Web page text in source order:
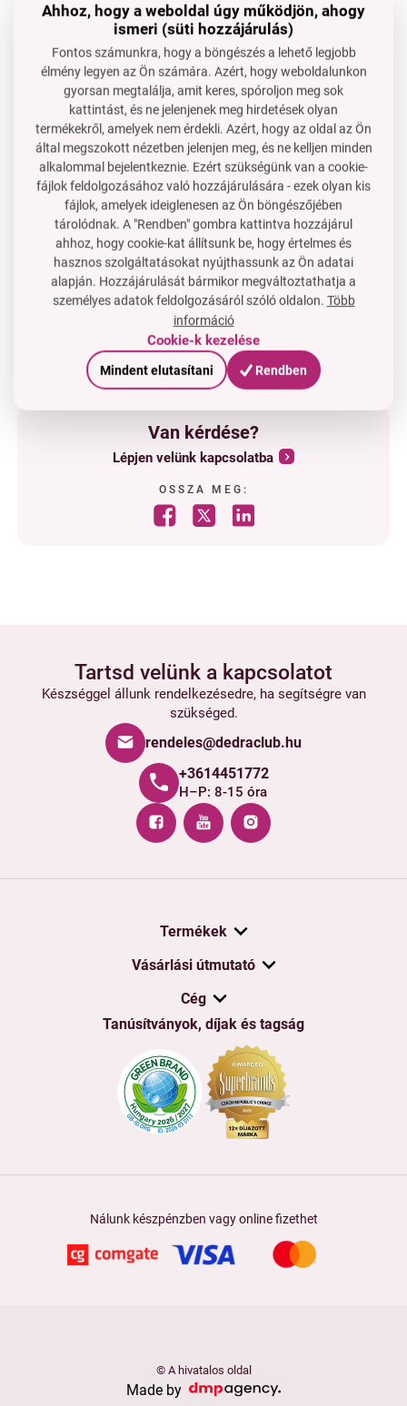
azfrizurák készítéséhez rövid hajból
lehetővé teszi alevegő áramlását a hajszárítás alatt
gyengédenmasszírozzaésserkenti a vérkeringést
fejbőrön, a lekerekített sörtéknek köszönhetően
haj fényesésrugalmas
a nyélénfüggesztőlyuk
Van kérdése?
Lépjen velünk kapcsolatba
OSSZA MEG:
Tartsd velünk a kapcsolatot
Készséggel állunk rendelkezésedre, ha segítségre van
szükséged.
rendeles@dedraclub.hu
+3614451772
H–P: 8-15 óra
Termékek
Vásárlási útmutató
Cég
Tanúsítványok, díjak és tagság
Nálunk készpénzben vagy online fizethet
© A hivatalos oldal
Made by
Ahhoz, hogy a weboldal úgy működjön, ahogy
ismeri (süti hozzájárulás)
Fontos számunkra, hogy a böngészés a lehető legjobb
élmény legyen az Ön számára. Azért, hogy weboldalunkon
gyorsan megtalálja, amit keres, spóroljon meg sok
kattintást, és ne jelenjenek meg hirdetések olyan
termékekről, amelyek nem érdekli. Azért, hogy az oldal az Ön
által megszokott nézetben jelenjen meg, és ne kelljen minden
alkalommal bejelentkeznie. Ezért szükségünk van a cookie-
fájlok feldolgozásához való hozzájárulására - ezek olyan kis
fájlok, amelyek ideiglenesen az Ön böngészőjében
tárolódnak. A "Rendben" gombra kattintva hozzájárul
ahhoz, hogy cookie-kat állítsunk be, hogy értelmes és
hasznos szolgáltatásokat nyújthassunk az Ön adatai
alapján. Hozzájárulását bármikor megváltoztathatja a
személyes adatok feldolgozásáról szóló oldalon. Több
információ
Cookie-k kezelése
Mindent elutasítani Rendben